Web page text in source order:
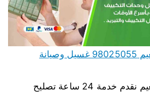
تصليح مكيفات النعيم 98025055 غسيل وصيانة
تصليح مكيفات النعيم نقدم خدمة 24 ساعة تصليح